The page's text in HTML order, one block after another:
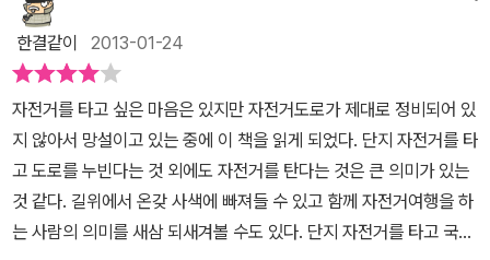
부터 저기 반포대교까지만 가고 거기서 다시 여의도로 올 생각으
로 출발했다.처음가는 가는거니까 가벼운 마음으로 출발했다.근데,
자전거타기가 넘넘 재밌는게 아닌가!간만에 타보니 속도감도 붙고 바
람을 가르며 힘차게 페달을 밣아나가니 너무 신날 수가 없었다. 글고
속도감이 붙으니 자전거타기가 넘넘 재밌을 수가 없었다.그래서 계속
페달을 밣고 나가 한남대교, 올림픽대표, 천호대교지나 광진교까
지 도달했다. 그래 이왕 출발했으니 한강다리끝까지라도 가자했던게
광진교까지 가게된 것이다.나는 힘이 났다. 마음이 이렇게 상쾌할 수
거 종주를 이해해주지 못하는 연인을 남겨두고 왔지만 항상 연인을
그리며 편지로서 수기를 남긴 20대 학생, 온 가족이 함께, 회사 사람
들과 함께 도전한 이들 등 다양했다. 형식상 대상, 우수상 등의 상 이
름이 있지만 어느 글이 더 뛰어나다고 가늠하기 어려울 정도로 각자
의 이야기는 애틋하고 공감되었다. 자전거가 아니더라도 얼마든지
빠른 속도로 달릴 수 있는 이 시대에 자전거와 걷기를 택한 이들. 이들
이 그렇게 길을 나섰던 것은, 달리게 한 것은 무엇 때문이었을까? 불
가능할 것 같은 일, 도전해볼만한 가치가 없을 것 같은 일, 해도 안 될
한결같이 2013-01-24
자전거를 타고 싶은 마음은 있지만 자전거도로가 제대로 정비되어 있
지 않아서 망설이고 있는 중에 이 책을 읽게 되었다. 단지 자전거를 타
고 도로를 누빈다는 것 외에도 자전거를 탄다는 것은 큰 의미가 있는
것 같다. 길위에서 온갖 사색에 빠져들 수 있고 함께 자전거여행을 하
는 사람의 의미를 새삼 되새겨볼 수도 있다. 단지 자전거를 타고 국토